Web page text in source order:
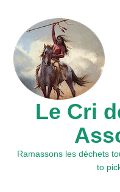
Le Cri
Ramassons les déchets
to